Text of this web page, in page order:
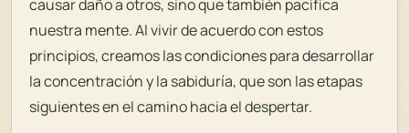
causar daño a otros, sino que también pacifica
nuestra mente. Al vivir de acuerdo con estos
principios, creamos las condiciones para desarrollar
la concentración y la sabiduría, que son las etapas
siguientes en el camino hacia el despertar.